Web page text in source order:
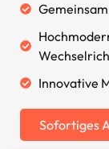
Innovative
Sofortiges